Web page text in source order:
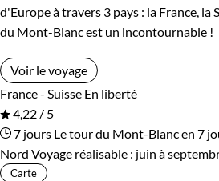
d'Europe à travers 3 pays : la France, la
du Mont-Blanc est un incontournable !
Voir le voyage
France - Suisse En liberté
4,22 / 5
7 jours Le tour du Mont-Blanc en 7
Nord Voyage réalisable : juin à
Carte